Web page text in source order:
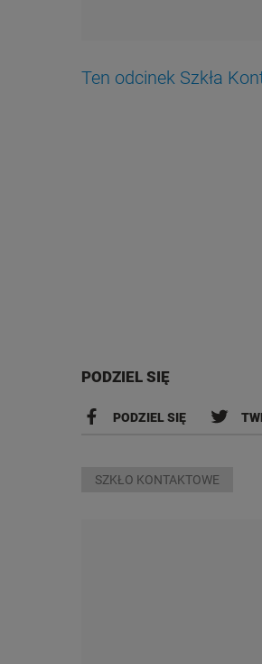
Ten odcinek Szkła
PODZIEL SIĘ
PODZIEL SIĘ
SZKŁO KONTAKTOWE